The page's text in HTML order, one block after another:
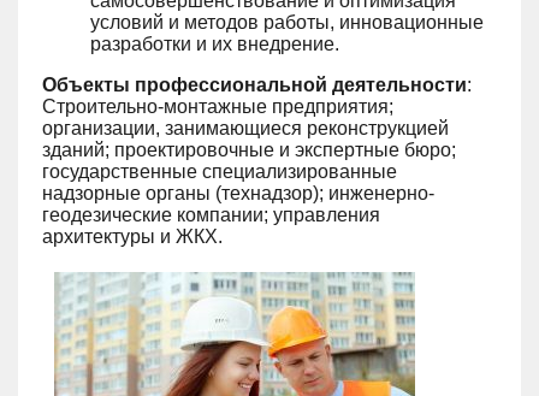
условий и методов работы, инновационные
разработки и их внедрение.
Объекты профессиональной деятельности:
Строительно-монтажные предприятия;
организации, занимающиеся реконструкцией
зданий; проектировочные и экспертные бюро;
государственные специализированные
надзорные органы (технадзор); инженерно-
геодезические компании; управления
архитектуры и ЖКХ.